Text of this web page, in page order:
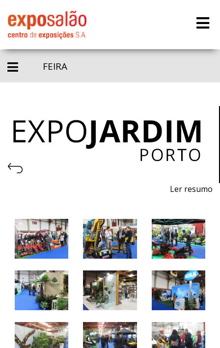
FEIRA
Ler resumo
6 a 8 Fevereiro 2020
Quinta a Sábado - 10h / 19h